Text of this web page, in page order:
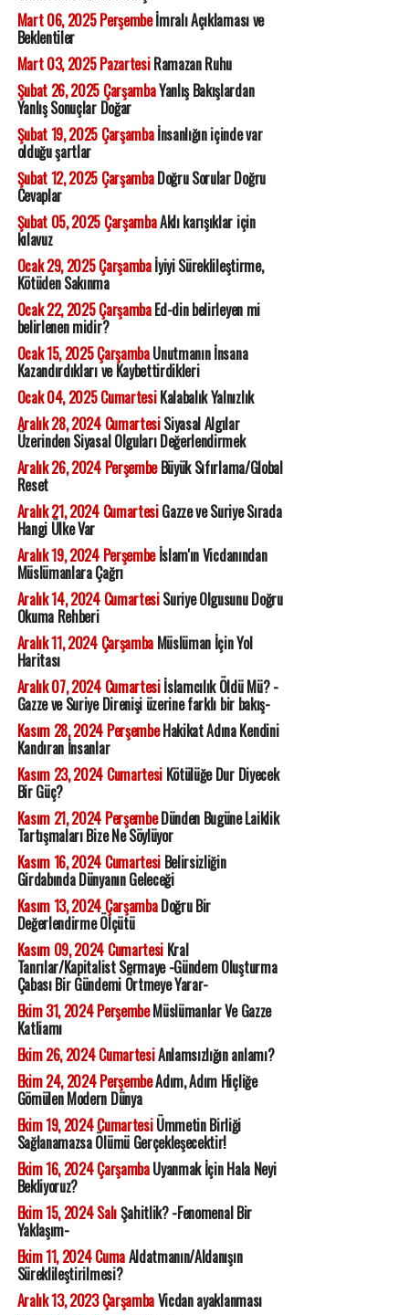
Mart 06, 2025 Perşembeİmralı Açıklaması ve
Beklentiler
Mart 03, 2025 PazartesiRamazan Ruhu
Şubat 26, 2025 ÇarşambaYanlış Bakışlardan
Yanlış Sonuçlar Doğar
Şubat 19, 2025 Çarşambaİnsanlığın içinde var
olduğu şartlar
Şubat 12, 2025 ÇarşambaDoğru Sorular Doğru
Cevaplar
Şubat 05, 2025 ÇarşambaAklı karışıklar için
kılavuz
Ocak 29, 2025 Çarşambaİyiyi Süreklileştirme,
Kötüden Sakınma
Ocak 22, 2025 ÇarşambaEd-din belirleyen mi
belirlenen midir?
Ocak 15, 2025 ÇarşambaUnutmanın İnsana
Kazandırdıkları ve Kaybettirdikleri
Ocak 04, 2025 CumartesiKalabalık Yalnızlık
Aralık 28, 2024 CumartesiSiyasal Algılar
Üzerinden Siyasal Olguları Değerlendirmek
Aralık 26, 2024 PerşembeBüyük Sıfırlama/Global
Reset
Aralık 21, 2024 CumartesiGazze ve Suriye Sırada
Hangi Ülke Var
Aralık 19, 2024 Perşembeİslam'ın Vicdanından
Müslümanlara Çağrı
Aralık 14, 2024 CumartesiSuriye Olgusunu Doğru
Okuma Rehberi
Aralık 11, 2024 ÇarşambaMüslüman İçin Yol
Haritası
Aralık 07, 2024 Cumartesiİslamcılık Öldü Mü? -
Gazze ve Suriye Direnişi üzerine farklı bir bakış-
Kasım 28, 2024 PerşembeHakikat Adına Kendini
Kandıran İnsanlar
Kasım 23, 2024 CumartesiKötülüğe Dur Diyecek
Bir Güç?
Kasım 21, 2024 PerşembeDünden Bugüne Laiklik
Tartışmaları Bize Ne Söylüyor
Kasım 16, 2024 CumartesiBelirsizliğin
Girdabında Dünyanın Geleceği
Kasım 13, 2024 ÇarşambaDoğru Bir
Değerlendirme Ölçütü
Kasım 09, 2024 CumartesiKral
Tanrılar/Kapitalist Sermaye -Gündem Oluşturma
Çabası Bir Gündemi Örtmeye Yarar-
Ekim 31, 2024 PerşembeMüslümanlar Ve Gazze
Katliamı
Ekim 26, 2024 CumartesiAnlamsızlığın anlamı?
Ekim 24, 2024 PerşembeAdım, Adım Hiçliğe
Gömülen Modern Dünya
Ekim 19, 2024 CumartesiÜmmetin Birliği
Sağlanamazsa Ölümü Gerçekleşecektir!
Ekim 16, 2024 ÇarşambaUyanmak İçin Hala Neyi
Bekliyoruz?
Ekim 15, 2024 SalıŞahitlik? -Fenomenal Bir
Yaklaşım-
Ekim 11, 2024 CumaAldatmanın/Aldanışın
Süreklileştirilmesi?
Aralık 13, 2023 ÇarşambaVicdan ayaklanması